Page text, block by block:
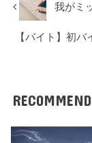
我がミ
【バイト】初
RECOMMEND